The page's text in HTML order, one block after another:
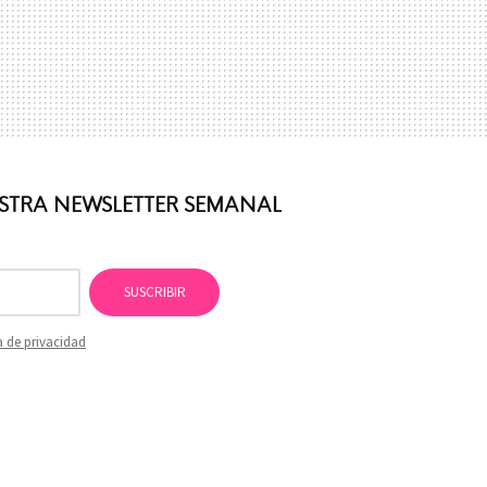
NEWSLETTER SEMANAL
SUSCRIBIR
de privacidad